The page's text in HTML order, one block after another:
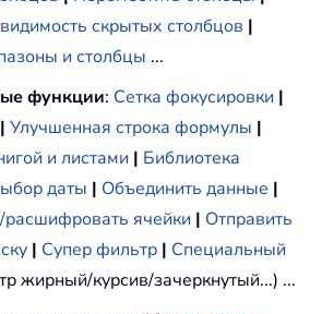
скрытых столбцов |
и столбцы ...
функции: Сетка фокусировки |
| Улучшенная строка формулы |
и листами | Библиотека
даты | Объединить данные |
ячейки | Отправить
| Супер фильтр | Специальный
жирный/курсив/зачеркнутый...) ...